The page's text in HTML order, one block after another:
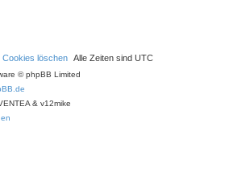
Cookies löschen Alle Zeiten sind UTC
© phpBB Limited
& v12mike